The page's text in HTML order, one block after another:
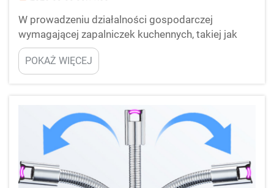
W prowadzeniu działalności gospodarczej
wymagającej zapalniczek kuchennych, takiej jak
Debang Smoking, wybór odpowiednich produktów
ma ogromne znaczenie. Zapalniczki kuchenne w
dużych ilościach mogą być doskonałym wyborem,
zapewniają wystarczającą ilość zapasów dla
klientów. Jednak nie wszystkie zapalniczki są
bezp...
POKAŻ WIĘCEJ